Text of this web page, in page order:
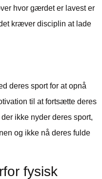
hvor gærdet er lavest er
kræver disciplin at lade
deres sport for at opnå
til at fortsætte deres
ikke nyder deres sport,
og ikke nå deres fulde
fysisk